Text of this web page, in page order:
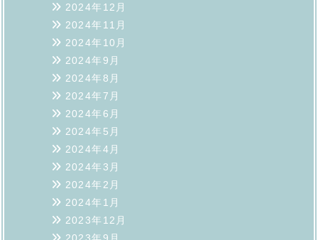
2024年12月
2024年11月
2024年10月
2024年9月
2024年8月
2024年7月
2024年6月
2024年5月
2024年4月
2024年3月
2024年2月
2024年1月
2023年12月